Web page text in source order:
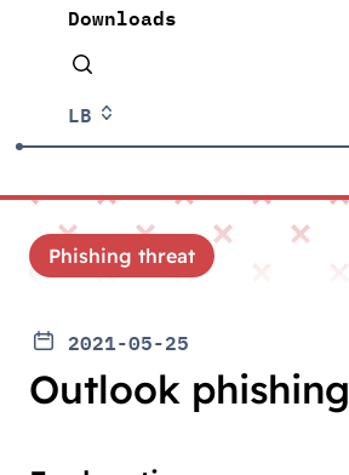
LB
Downloads
Phishing threat
2021-05-25
Outlook phishing